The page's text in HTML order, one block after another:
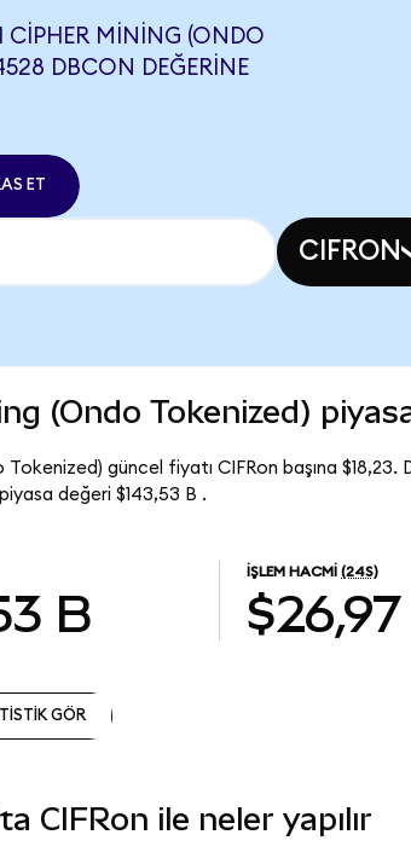
MINING (ONDO
DBCON DEĞERINE
ET
CIFRON
(Ondo Tokenized)
güncel fiyatı CIFRon başına $18,23.
değeri $143,53 B .
B
İŞLEM HACMI (24S)
GÖR
CIFRon ile neler yapılır